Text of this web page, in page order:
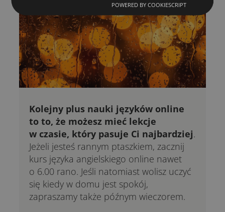
Kolejny plus nauki języków online
to to, że możesz mieć lekcje
w czasie, który pasuje Ci najbardziej.
Jeżeli jesteś rannym ptaszkiem, zacznij
kurs języka angielskiego online nawet
o 6.00 rano. Jeśli natomiast wolisz uczyć
się kiedy w domu jest spokój,
zapraszamy także późnym wieczorem.
POWERED BY COOKIESCRIPT